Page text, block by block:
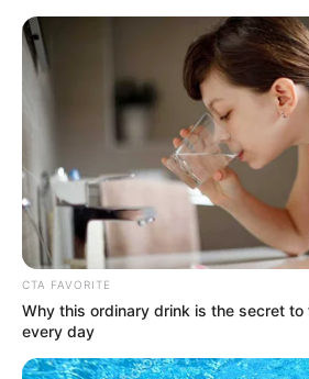
Перейти
вмісту
Groza-news.info
Громада Закарпаття
CTA FAVORITE
Why this ordinary drink is the secret
every day